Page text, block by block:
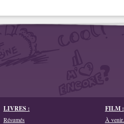
LIVRES :
Résumés
FILM :
À